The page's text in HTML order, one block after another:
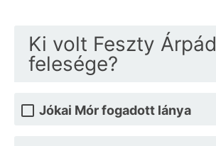
Ki volt Feszty Árpád
felesége?
Jókai Mór fogadott lánya